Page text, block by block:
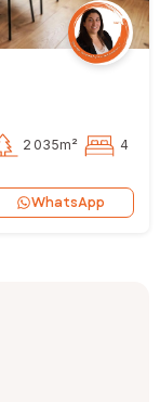
2 035m² 4
WhatsApp